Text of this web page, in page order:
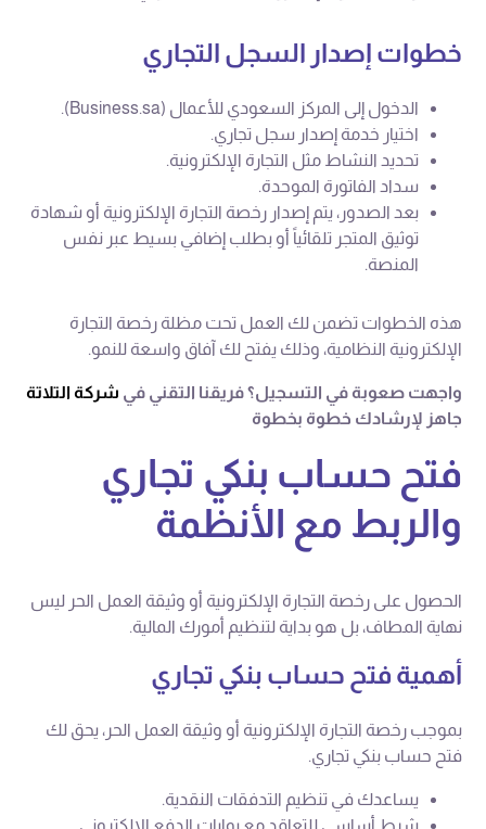
خطوات إصدار السجل التجاري
الدخول إلى المركز السعودي للأعمال (Business.sa).
اختيار خدمة إصدار سجل تجاري.
تحديد النشاط مثل التجارة الإلكترونية.
سداد الفاتورة الموحدة.
بعد الصدور، يتم إصدار رخصة التجارة الإلكترونية أو شهادة
توثيق المتجر تلقائياً أو بطلب إضافي بسيط عبر نفس
المنصة.
هذه الخطوات تضمن لك العمل تحت مظلة رخصة التجارة
الإلكترونية النظامية، وذلك يفتح لك آفاق واسعة للنمو.
واجهت صعوبة في التسجيل؟ فريقنا التقني في شركة التلاتة
جاهز لإرشادك خطوة بخطوة
فتح حساب بنكي تجاري
والربط مع الأنظمة
الحصول على رخصة التجارة الإلكترونية أو وثيقة العمل الحر ليس
نهاية المطاف، بل هو بداية لتنظيم أمورك المالية.
أهمية فتح حساب بنكي تجاري
بموجب رخصة التجارة الإلكترونية أو وثيقة العمل الحر، يحق لك
فتح حساب بنكي تجاري.
يساعدك في تنظيم التدفقات النقدية.
شرط أساسي للتعاقد مع بوابات الدفع الإلكتروني.